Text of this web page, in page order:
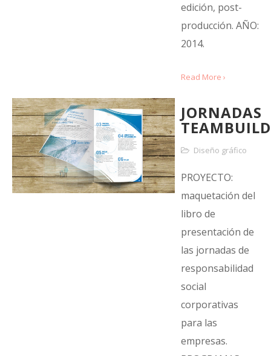
edición, post-
producción. AÑO:
2014.
Read More ›
JORNADAS
Diseño gráfico
PROYECTO:
maquetación del
libro de
presentación de
las jornadas de
responsabilidad
social
corporativas
para las
empresas.